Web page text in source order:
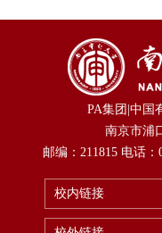
PA集团|中国
南京市浦
邮编：211815 电话：
校内链接